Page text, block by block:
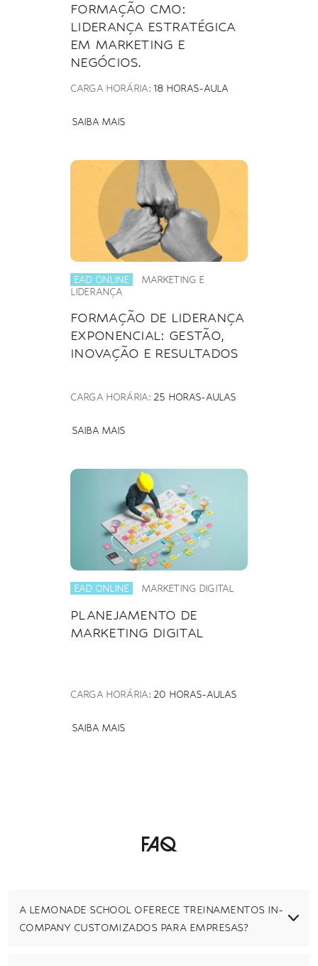
FORMAÇÃO CMO:
LIDERANÇA ESTRATÉGICA
EM MARKETING E
NEGÓCIOS.
CARGA HORÁRIA: 18 HORAS-AULA
SAIBA MAIS
EAD ONLINE
MARKETING E
LIDERANÇA
FORMAÇÃO DE LIDERANÇA
EXPONENCIAL: GESTÃO,
INOVAÇÃO E RESULTADOS
CARGA HORÁRIA: 25 HORAS-AULAS
SAIBA MAIS
EAD ONLINE MARKETING DIGITAL
PLANEJAMENTO DE
MARKETING DIGITAL
CARGA HORÁRIA: 20 HORAS-AULAS
SAIBA MAIS
Faq
A LEMONADE SCHOOL OFERECE TREINAMENTOS IN-
COMPANY CUSTOMIZADOS PARA EMPRESAS?